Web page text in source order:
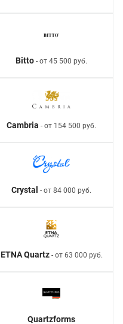
Bitto - от 45 500 руб.
Cambria - от 154 500 руб.
Crystal - от 84 000 руб.
ETNA Quartz- от 63 000 руб.
Quartzforms